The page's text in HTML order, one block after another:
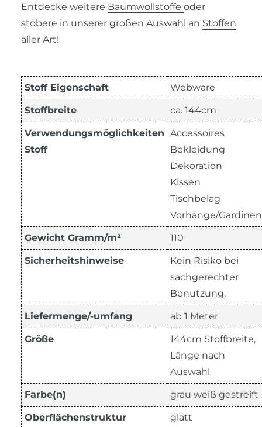
Entdecke weitere Baumwollstoffe oder
stöbere in unserer großen Auswahl an Stoffen
aller Art!
Stoff Eigenschaft Webware
Stoffbreite ca. 144cm
Verwendungsmöglichkeiten
Stoff
Accessoires
Bekleidung
Dekoration
Kissen
Tischbelag
Vorhänge/Gardinen
Gewicht Gramm/m² 110
Sicherheitshinweise
Kein Risiko bei
sachgerechter
Benutzung.
Liefermenge/-umfang ab 1 Meter
Größe
144cm Stoffbreite,
Länge nach
Auswahl
Farbe(n) grau weiß gestreift
Oberflächenstruktur
glatt